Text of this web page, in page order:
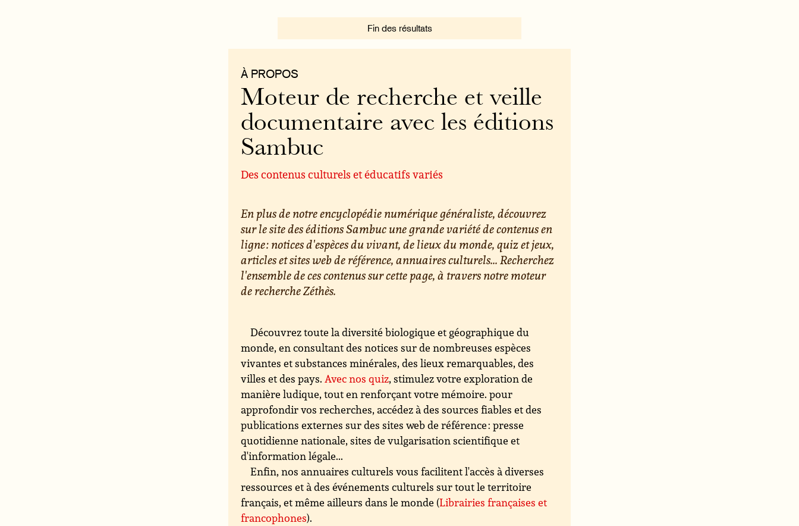
Fin des résultats
À PROPOS
Moteur de recherche et veille
documentaire avec les éditions
Sambuc
Des contenus culturels et éducatifs variés
En plus de notre encyclopédie numérique généraliste, découvrez
sur le site des éditions Sambuc une grande variété de contenus en
ligne : notices d'espèces du vivant, de lieux du monde, quiz et jeux,
articles et sites web de référence, annuaires culturels... Recherchez
l'ensemble de ces contenus sur cette page, à travers notre moteur
de recherche Zéthès.
Découvrez toute la diversité biologique et géographique du
monde, en consultant des notices sur de nombreuses espèces
vivantes et substances minérales, des lieux remarquables, des
villes et des pays.Avec nos quiz, stimulez votre exploration de
manière ludique, tout en renforçant votre mémoire. pour
approfondir vos recherches, accédez à des sources fiables et des
publications externes sur des sites web de référence : presse
quotidienne nationale, sites de vulgarisation scientifique et
d'information légale...
Enfin, nos annuaires culturels vous facilitent l'accès à diverses
ressources et à des événements culturels sur tout le territoire
français, et même ailleurs dans le monde (Librairies françaises et
francophones).